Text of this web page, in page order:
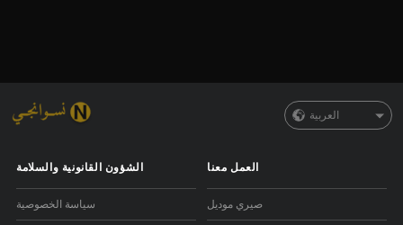
العربية
الشؤون القانونية والسلامة
سياسة الخصوصية
العمل معنا
صيري موديل